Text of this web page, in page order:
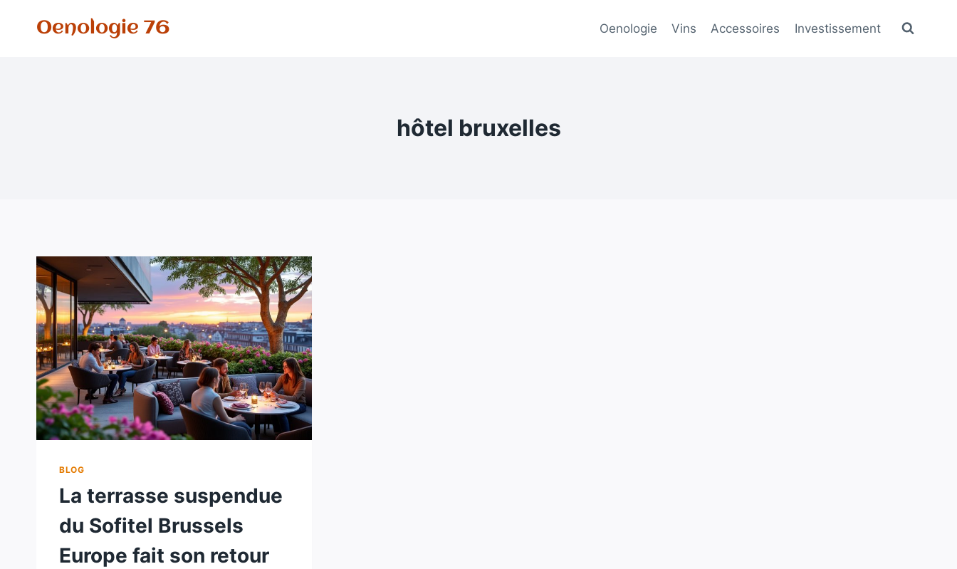
Oenologie 76 Oenologie Vins Accessoires Investissement
hôtel bruxelles
BLOG
La terrasse suspendue
du Sofitel Brussels
Europe fait son retour